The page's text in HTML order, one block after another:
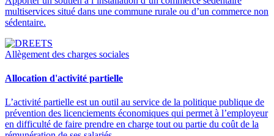
multiservices situé dans une commune rurale ou d’un commerce non
sédentaire.
Allègement des charges sociales
Allocation d'activité partielle
L’activité partielle est un outil au service de la politique publique de
prévention des licenciements économiques qui permet à l’employeur
en difficulté de faire prendre en charge tout ou partie du coût de la